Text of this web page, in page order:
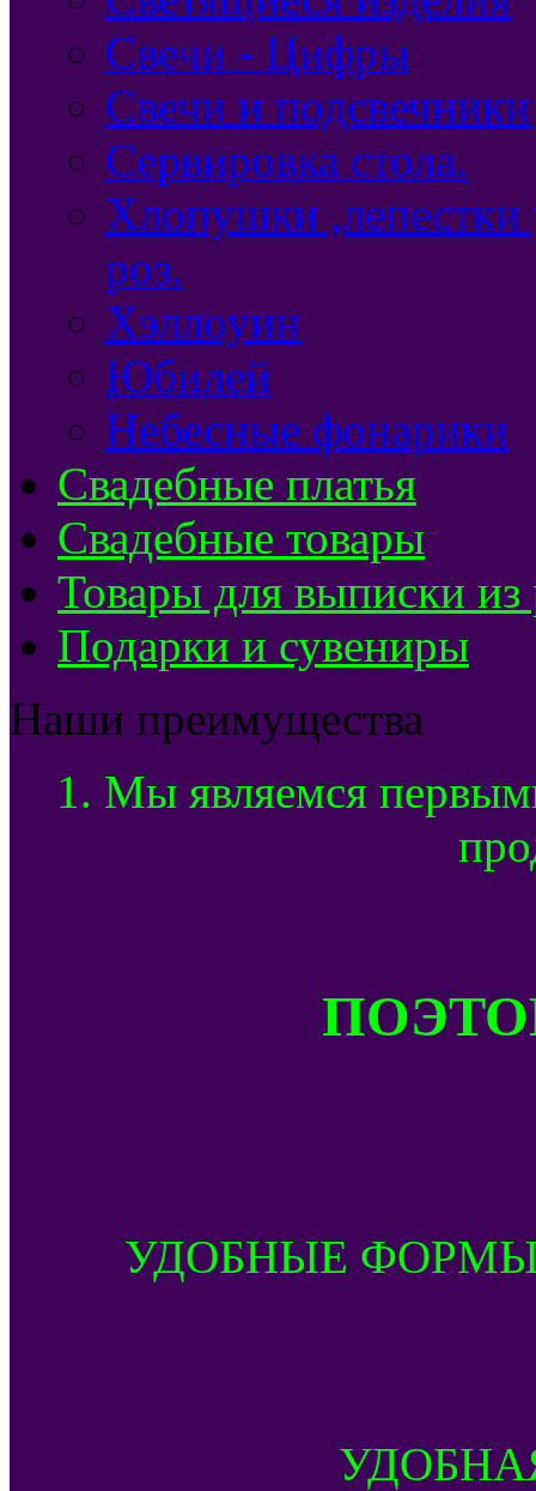
Свечи - Цифры
Свечи и подсвечники
Сервировка стола.
Хлопушки ,лепестки
роз.
Хэллоуин
Юбилей
Небесные фонарики
Свадебные платья
Свадебные товары
Товары для выписки из
Подарки и сувениры
Наши преимущества
1. Мы являемся
УДОБНЫЕ